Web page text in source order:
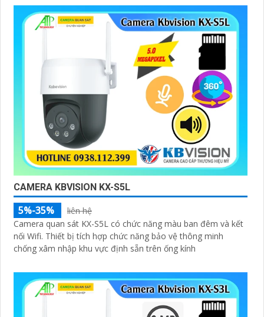
trong mọi điều kiện ánh sáng phức tạp như ngược sáng
mạnh hay thiếu sáng
CAMERA KBVISION KX-S5L
5%-35%
liên hệ
Camera quan sát KX-S5L có chức năng màu ban đêm và kết
nối Wifi. Thiết bị tích hợp chức năng bảo vệ thông minh
chống xâm nhập khu vực định sẵn trên ống kính